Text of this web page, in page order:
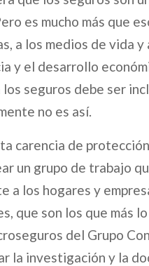
es mucho más que
a los medios de vida
y el desarrollo
seguros debe ser
no es así.
carencia de
un grupo de trabajo
a los hogares y
que son los que más
del Grupo
la investigación y la